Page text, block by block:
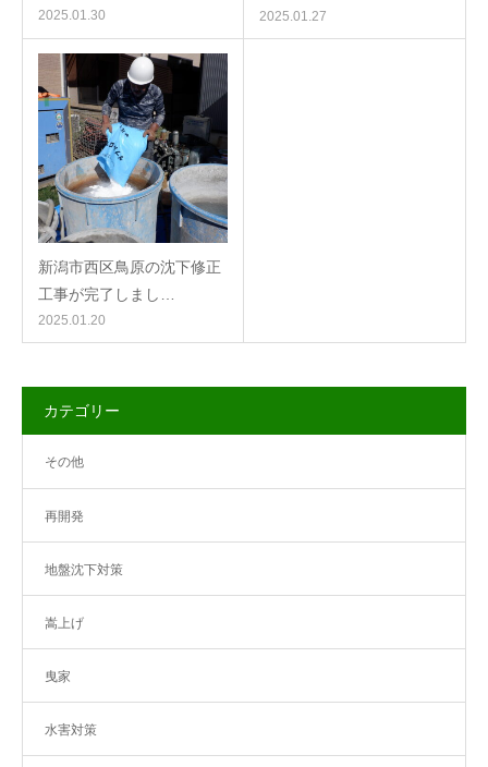
2025.01.30 2025.01.27
新潟市西区鳥原の沈下修正
工事が完了しまし…
2025.01.20
カテゴリー
その他
再開発
地盤沈下対策
嵩上げ
曳家
水害対策